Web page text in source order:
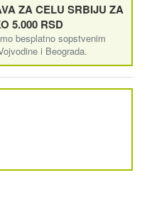
ZA CELU SRBIJU ZA
5.000 RSD
besplatno sopstvenim
i Beograda.